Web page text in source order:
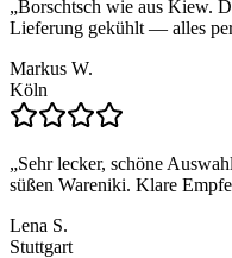
„Borschtsch wie aus Kiew.
Lieferung gekühlt — alles
Markus W.
Köln
„Sehr lecker, schöne
süßen Wareniki. Klare
Lena S.
Stuttgart